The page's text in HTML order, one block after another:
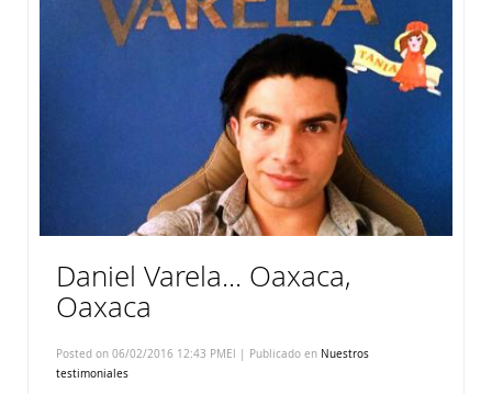
Daniel Varela... Oaxaca,
Oaxaca
Posted on 06/02/2016 12:43 PMEl | Publicado en Nuestros
testimoniales